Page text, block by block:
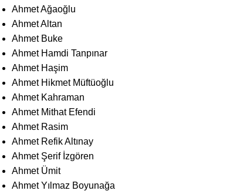
Ahmet Ağaoğlu
Ahmet Altan
Ahmet Buke
Ahmet Hamdi Tanpınar
Ahmet Haşim
Ahmet Hikmet Müftüoğlu
Ahmet Kahraman
Ahmet Mithat Efendi
Ahmet Rasim
Ahmet Refik Altınay
Ahmet Şerif İzgören
Ahmet Ümit
Ahmet Yılmaz Boyunağa